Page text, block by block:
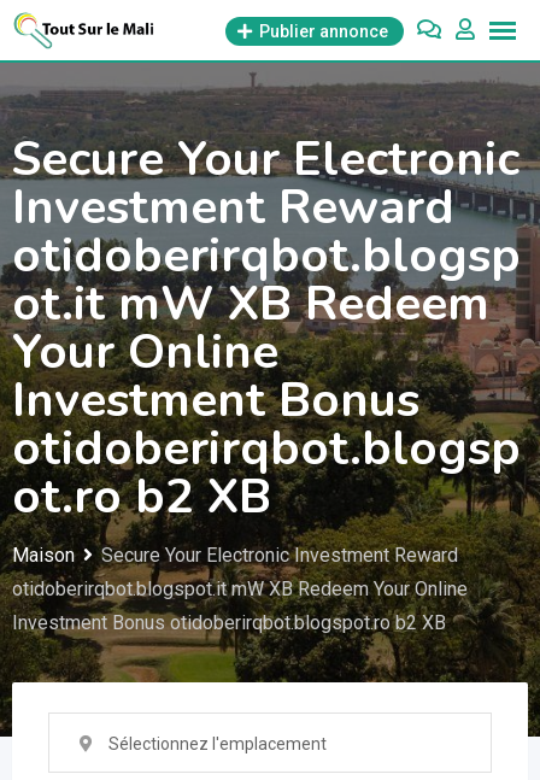
Aller
Publier annonce
Secure Your Electronic
Investment Reward
otidoberirqbot.blogsp
ot.it mW XB Redeem
Your Online
Investment Bonus
otidoberirqbot.blogsp
ot.ro b2 XB
Maison
Secure Your Electronic Investment Reward
otidoberirqbot.blogspot.it mW XB Redeem Your Online
Investment Bonus otidoberirqbot.blogspot.ro b2 XB
Sélectionnez l'emplacement